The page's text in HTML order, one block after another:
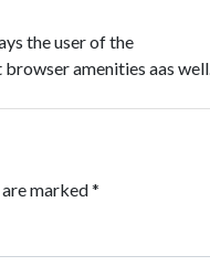
the user of the
amenities aas well.
marked*